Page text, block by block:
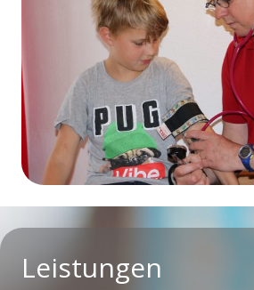
Leistungen